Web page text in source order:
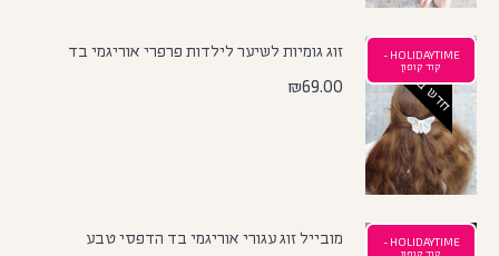
חדש באתר
HOLIDAYTIME -
קוד קופון
זוג גומיות לשיער לילדות פרפרי אוריגמי בד
₪69.00
HOLIDAYTIME -
קוד קופון
מובייל זוג עגורי אוריגמי בד הדפסי טבע